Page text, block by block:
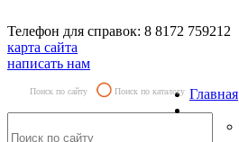
Телефон для справок: 8 8172 759212
карта сайта
написать нам
Поиск по сайту Поиск по каталогу Главная